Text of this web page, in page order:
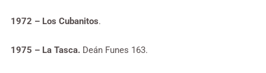
1972 – Los Cubanitos.
1975 – La Tasca. Deán Funes 163.